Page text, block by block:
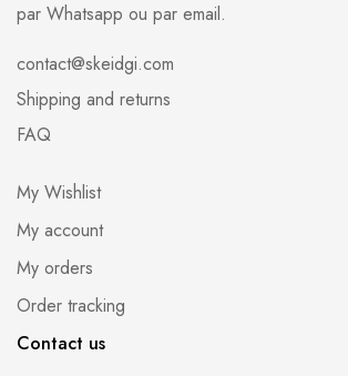
par Whatsapp ou par email.
contact@skeidgi.com
Shipping and returns
FAQ
My Wishlist
My account
My orders
Order tracking
Contact us